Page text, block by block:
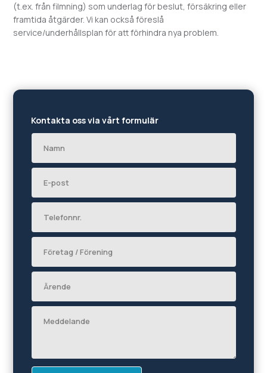
(t.ex. från filmning) som underlag för beslut, försäkring eller
framtida åtgärder. Vi kan också föreslå
service/underhållsplan för att förhindra nya problem.
Kontakta oss via vårt formulär